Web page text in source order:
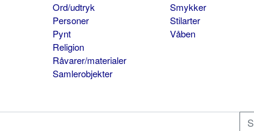
Ord/udtryk
Personer
Pynt
Religion
Råvarer/materialer
Samlerobjekter
Smykker
Stilarter
Våben